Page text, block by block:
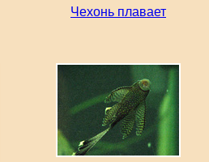
Чехонь плавает